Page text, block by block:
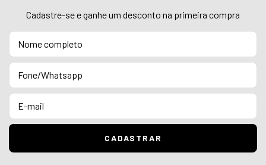
Cadastre-se e ganhe um desconto na primeira compra